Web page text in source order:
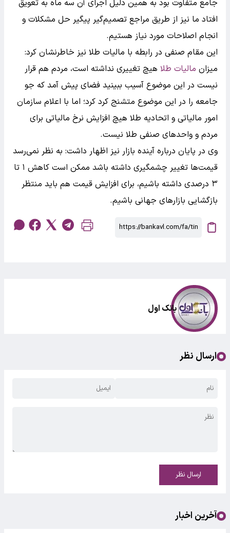
جامع متفاوت بود به همین دلیل اجرای آن سه ماه به تعویق
افتاد ما نیز از طریق مراجع تصمیم‌گیر پیگیر حل مشکلات و
انجام اصلاحات مورد نیاز هستیم.
این مقام صنفی در رابطه با مالیات طلا نیز خاطرنشان کرد:
میزان مالیات طلا هیچ تغییری نداشته است، مردم هم قرار
نیست در این موضوع آسیب ببینید فضای پیش آمد که جو
جامعه را در این موضوع متشنج کرد کرد؛ اما با اعلام سازمان
امور مالیاتی و اتحادیه طلا هیچ افزایش نرخ مالیاتی برای
مردم و واحدهای صنفی طلا نیست.
وی در پایان درباره آینده بازار نیز اظهار داشت: به نظر نمی‌رسد
قیمت‌ها تغییر چشمگیری داشته باشد ممکن است کاهش ۱ تا
۳ درصدی داشته باشیم، برای افزایش قیمت هم باید منتظر
بازگشایی بازارهای جهانی باشیم.
بانک اول
ارسال نظر
ارسال نظر
آخرین اخبار